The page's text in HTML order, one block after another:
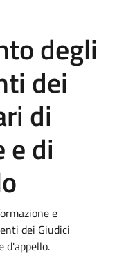
degli
dei
di
e di
e
dei Giudici
d'appello.